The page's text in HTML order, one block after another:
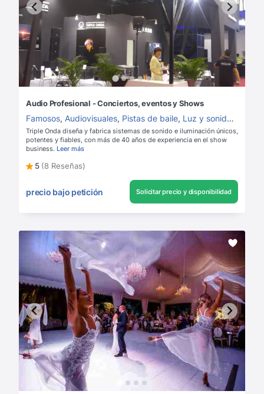
Audio Profesional - Conciertos, eventos y Shows
Famosos, Audiovisuales, Pistas de baile, Luz y sonido ,
Triple Onda diseña y fabrica sistemas de sonido e iluminación únicos,
potentes y fiables, con más de 40 años de experiencia en el show
business. Leer más
5 (8 Reseñas)
precio bajo petición Solicitar precio y disponibilidad